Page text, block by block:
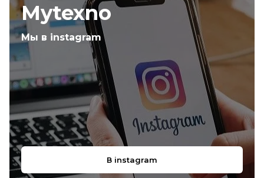
Mytexno
Мы в instagram
В instagram